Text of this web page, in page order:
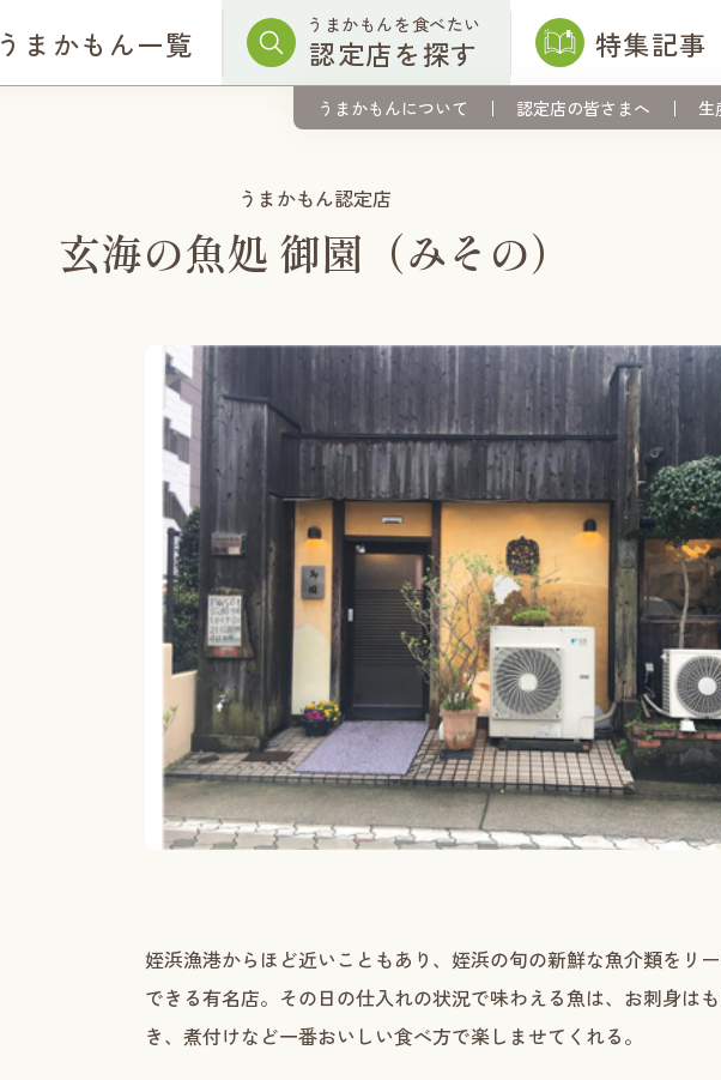
うまかもん一覧 うまかもんを食べたい
認定店を探す 特集記事
うまかもんについて 認定店の皆さまへ 生
うまかもん認定店
玄海の魚処 御園（みその）
姪浜漁港からほど近いこともあり、姪浜の旬の新鮮な魚介類をリ
できる有名店。その日の仕入れの状況で味わえる魚は、お刺身は
き、煮付けなど一番おいしい食べ方で楽しませてくれる。